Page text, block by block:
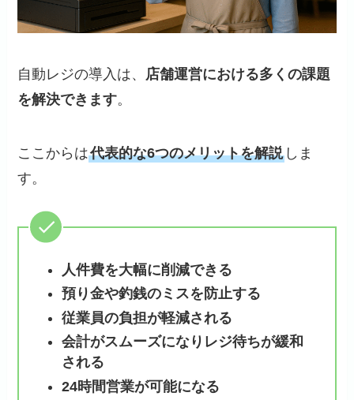
自動レジの導入は、 店舗運営における多くの課題
を解決できます。
ここからは代表的な6つのメリットを解説 しま
す。
人件費を大幅に削減できる
預り金や釣銭のミスを防止する
従業員の負担が軽減される
会計がスムーズになりレジ待ちが緩和
される
24時間営業が可能になる